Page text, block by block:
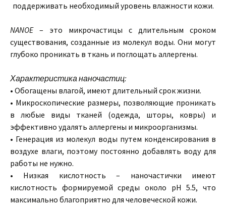
поддерживать необходимый уровень влажности кожи.
NANOE– это микрочастицы с длительным сроком
существования, созданные из молекул воды. Они могут
глубоко проникать в ткань и поглощать аллергены.
Характеристика наночастиц:
• Обогащены влагой, имеют длительный срок жизни.
• Микроскопические размеры, позволяющие проникать
в любые виды тканей (одежда, шторы, ковры) и
эффективно удалять аллергены и микроорганизмы.
• Генерация из молекул воды путем конденсирования в
воздухе влаги, поэтому постоянно добавлять воду для
работы не нужно.
• Низкая кислотность – наночастички имеют
кислотность формируемой среды около рН 5.5, что
максимально благоприятно для человеческой кожи.